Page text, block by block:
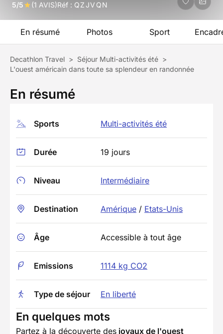
5/5 (1 AVIS)Réf : QZJVQN
En résumé Photos Sport
Decathlon Travel > Séjour Multi-activités été >
L'ouest américain dans toute sa splendeur en randonnée
En résumé
Sports Multi-activités été
Durée 19 jours
Niveau Intermédiaire
Destination Amérique / Etats-Unis
Âge Accessible à tout âge
Emissions 1114 kg CO2
Type de séjour En liberté
En quelques mots
Partez à la découverte des joyaux de l'ouest